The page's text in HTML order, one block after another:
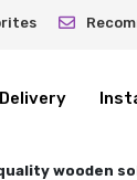
wooden